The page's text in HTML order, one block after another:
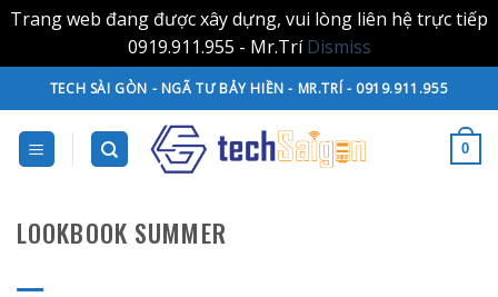
Trang web đang được xây dựng, vui lòng liên hệ trực tiếp
0919.911.955 - Mr.TríDismiss
to
content
TECH SÀI GÒN - NGÃ TƯ BẢY HIỀN - MR.TRÍ - 0919.911.955
0
LOOKBOOK SUMMER